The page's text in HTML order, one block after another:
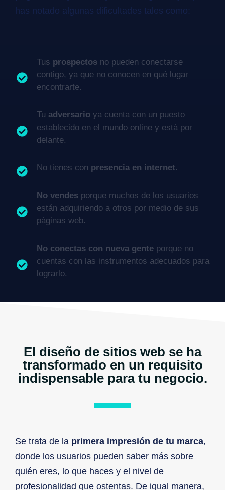
has notado algunas dificultades tales como:
Tus prospectosno pueden conectarse
contigo, ya que no conocen en qué lugar
encontrarte.
Tu adversarioya cuenta con un puesto
establecido en el mundo online y está por
delante.
No tienes con presencia en internet.
No vendesporque muchos de los usuarios
están adquiriendo a otros por medio de sus
páginas web.
No conectas con nueva genteporque no
cuentas con las instrumentos adecuados para
lograrlo.
El diseño de sitios web se ha
transformado en un requisito
indispensable para tu negocio.
Se trata de la primera impresión de tu marca,
donde los usuarios pueden saber más sobre
quién eres, lo que haces y el nivel de
profesionalidad que ostentas. De igual manera,